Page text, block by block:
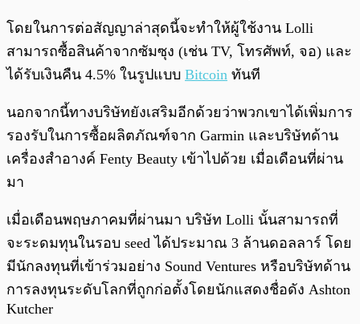
โดยในการต่อสัญญาล่าสุดนี้จะทำให้ผู้ใช้งาน Lolli
สามารถซื้อสินค้าจากซัมซุง (เช่น TV, โทรศัพท์, จอ) และ
ได้รับเงินคืน 4.5% ในรูปแบบ Bitcoin ทันที
นอกจากนี้ทางบริษัทยังเสริมอีกด้วยว่าพวกเขาได้เพิ่มการ
รองรับในการซื้อผลิตภัณฑ์จาก Garmin และบริษัทด้าน
เครื่องสำอางค์ Fenty Beauty เข้าไปด้วย เมื่อเดือนที่ผ่าน
มา
เมื่อเดือนพฤษภาคมที่ผ่านมา บริษัท Lolli นั้นสามารถที่
จะระดมทุนในรอบ seed ได้ประมาณ 3 ล้านดอลลาร์ โดย
มีนักลงทุนที่เข้าร่วมอย่าง Sound Ventures หรือบริษัทด้าน
การลงทุนระดับโลกที่ถูกก่อตั้งโดยนักแสดงชื่อดัง Ashton
Kutcher